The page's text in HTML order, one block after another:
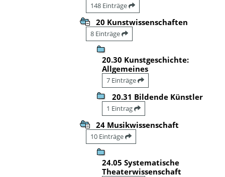
148 Einträge
20 Kunstwissenschaften
8 Einträge
20.30 Kunstgeschichte:
Allgemeines
7 Einträge
20.31 Bildende Künstler
1 Eintrag
24 Musikwissenschaft
10 Einträge
24.05 Systematische
Theaterwissenschaft